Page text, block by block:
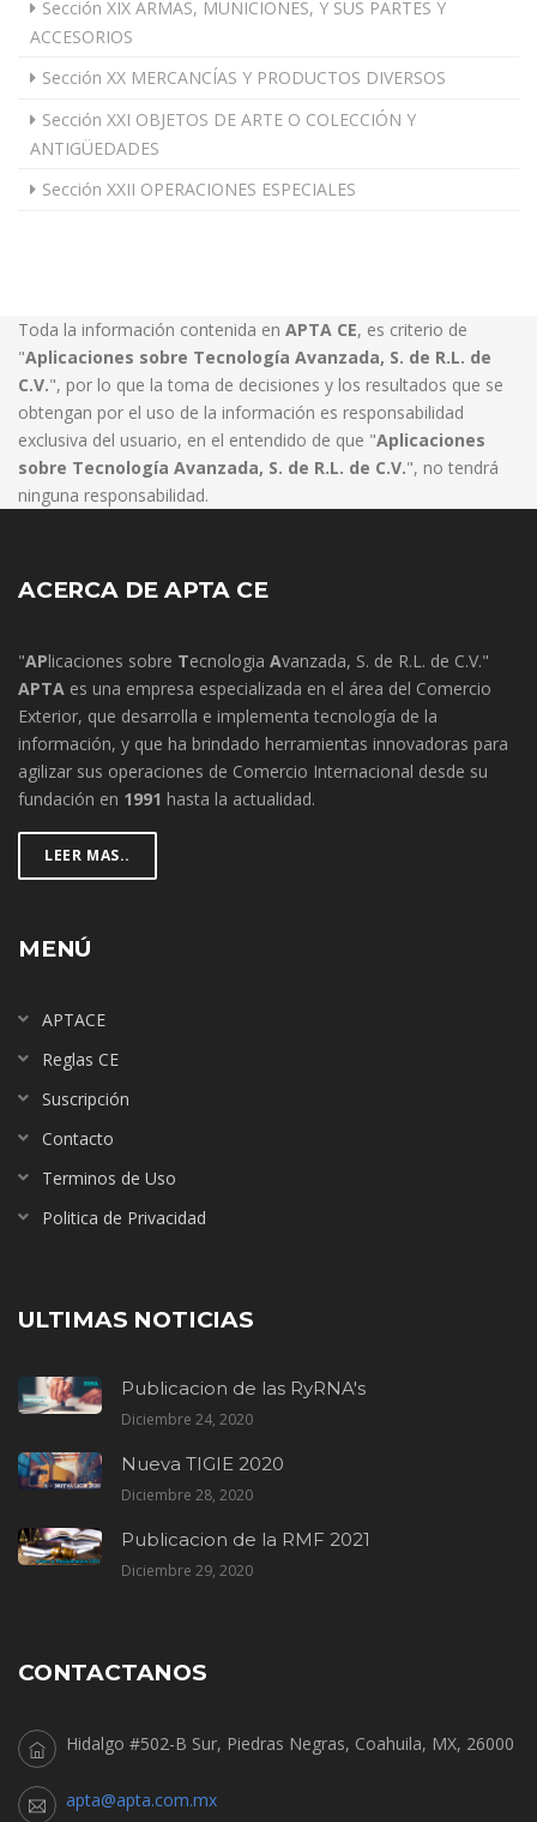
Sección XIX ARMAS, MUNICIONES, Y SUS PARTES Y
ACCESORIOS
Sección XX MERCANCÍAS Y PRODUCTOS DIVERSOS
Sección XXI OBJETOS DE ARTE O COLECCIÓN Y
ANTIGÜEDADES
Sección XXII OPERACIONES ESPECIALES
Toda la información contenida en APTA CE, es criterio de
"Aplicaciones sobre Tecnología Avanzada, S. de R.L. de
C.V.", por lo que la toma de decisiones y los resultados que se
obtengan por el uso de la información es responsabilidad
exclusiva del usuario, en el entendido de que "Aplicaciones
sobre Tecnología Avanzada, S. de R.L. de C.V.", no tendrá
ninguna responsabilidad.
ACERCA DE APTA CE
"APlicaciones sobre Tecnologia Avanzada, S. de R.L. de C.V."
APTA es una empresa especializada en el área del Comercio
Exterior, que desarrolla e implementa tecnología de la
información, y que ha brindado herramientas innovadoras para
agilizar sus operaciones de Comercio Internacional desde su
fundación en 1991 hasta la actualidad.
LEER MAS..
MENÚ
APTACE
Reglas CE
Suscripción
Contacto
Terminos de Uso
Politica de Privacidad
ULTIMAS NOTICIAS
Publicacion de las RyRNA's
Diciembre 24, 2020
Nueva TIGIE 2020
Diciembre 28, 2020
Publicacion de la RMF 2021
Diciembre 29, 2020
CONTACTANOS
Hidalgo #502-B Sur, Piedras Negras, Coahuila, MX, 26000
apta@apta.com.mx